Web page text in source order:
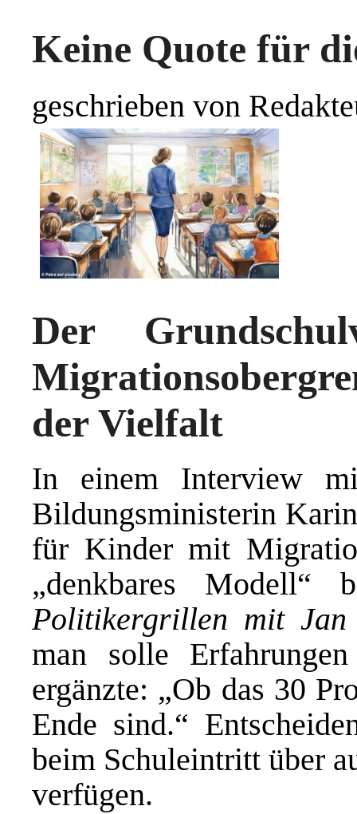
Keine Quote für
geschrieben von
Der
der Vielfalt
In einem Interview
Bildungsministerin
für Kinder mit
„denkbares Modell“
Politikergrillen mit
man solle
ergänzte: „Ob das 30
Ende sind.“
beim Schuleintritt über
verfügen.